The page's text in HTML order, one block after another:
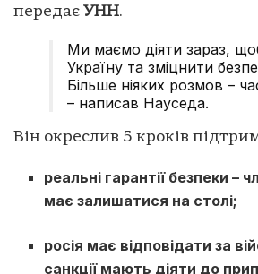
передає УНН.
Ми маємо діяти зараз,
Україну та зміцнити
Більше ніяких розмов –
– написав Науседа.
Він окреслив 5 кроків
реальні гарантії безпеки –
має залишатися на столі;
росія має відповідати за
санкції мають діяти до